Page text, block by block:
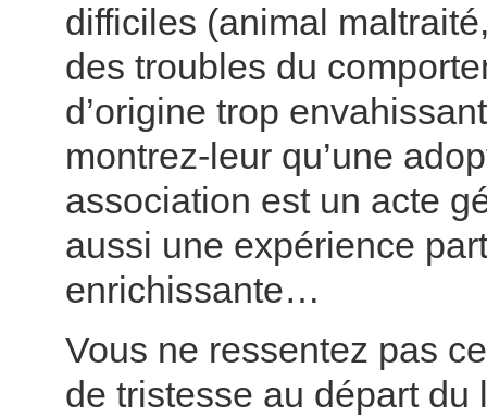
difficiles (animal
des troubles du
d’origine trop
montrez-leur qu’une
association est un acte
aussi une expérience
enrichissante…
Vous ne ressentez pas
de tristesse au départ du